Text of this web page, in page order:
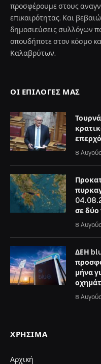
προσφέρουμε στους
επικαιρότητας. Και
δημοσιεύσεις συλλόγων
οπουδήποτε στον κόσμο
Καλαβρύτων.
ΟΙ ΕΠΙΛΟΓΈΣ ΜΑΣ
8
σε δύο
8
ΔΕΗ
μήνα
8
ΧΡΉΣΙΜΑ
Αρχική